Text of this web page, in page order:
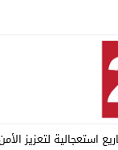
استعجالية لتعزيز